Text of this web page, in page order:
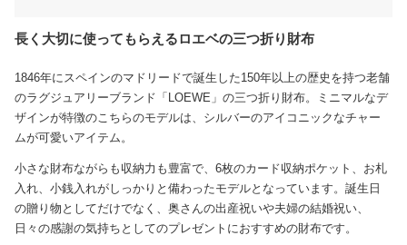
長く大切に使ってもらえるロエベの三つ折り財布
1846年にスペインのマドリードで誕生した150年以上の歴史を持つ老舗
のラグジュアリーブランド「LOEWE」の三つ折り財布。ミニマルなデ
ザインが特徴のこちらのモデルは、シルバーのアイコニックなチャー
ムが可愛いアイテム。
小さな財布ながらも収納力も豊富で、6枚のカード収納ポケット、お札
入れ、小銭入れがしっかりと備わったモデルとなっています。誕生日
の贈り物としてだけでなく、奥さんの出産祝いや夫婦の結婚祝い、
日々の感謝の気持ちとしてのプレゼントにおすすめの財布です。